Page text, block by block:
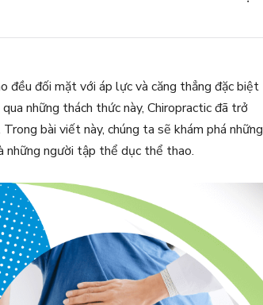
đều đối mặt với áp lực và căng thẳng đặc biệt
những thách thức này, Chiropractic đã trở
bài viết này, chúng ta sẽ khám phá những
những người tập thể dục thể thao.